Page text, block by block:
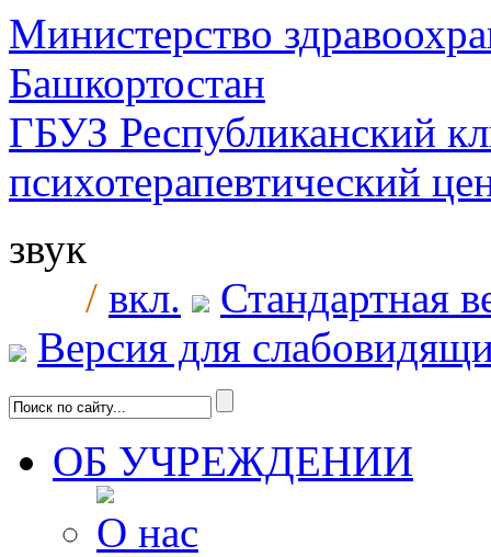
Министерство
Башкортостан
ГБУЗ Республиканский
психотерапевтический
звук
/ вкл.
Стандартная
Версия для
ОБ УЧРЕЖДЕНИИ
О нас